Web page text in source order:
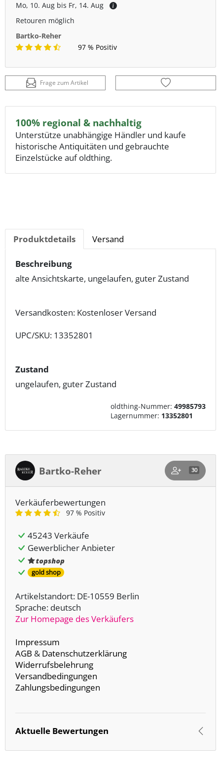
Mo, 10. Aug bis Fr, 14. Aug
Retouren möglich
Bartko-Reher
97 % Positiv
Frage zum Artikel
100% regional & nachhaltig
Unterstütze unabhängige Händler und kaufe
historische Antiquitäten und gebrauchte
Einzelstücke auf oldthing.
Produktdetails Versand
Beschreibung
alte Ansichtskarte, ungelaufen, guter Zustand
Versandkosten: Kostenloser Versand
UPC/SKU: 13352801
Zustand
ungelaufen, guter Zustand
oldthing-Nummer: 49985793
Lagernummer: 13352801
Bartko-Reher 30
Verkäuferbewertungen
97 % Positiv
45243 Verkäufe
Gewerblicher Anbieter
gold shop
Artikelstandort: DE-10559 Berlin
Sprache: deutsch
Zur Homepage des Verkäufers
Impressum
AGB & Datenschutzerklärung
Widerrufsbelehrung
Versandbedingungen
Zahlungsbedingungen
Aktuelle Bewertungen